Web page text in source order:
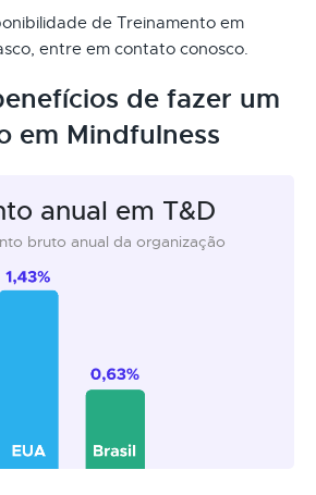
de Treinamento em
entre em contato conosco.
de fazer um
em Mindfulness
anual em T&D
bruto anual da organização